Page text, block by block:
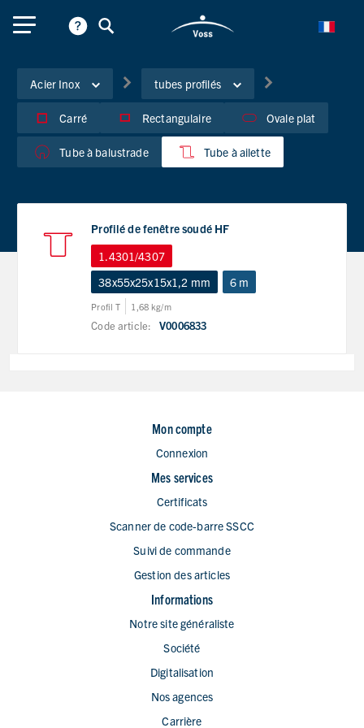
Acier Inox tubes profilés
Carré Rectangulaire Ovale plat
Tube à balustrade Tube à ailette
Profilé de fenêtre soudé HF
1.4301/4307
38x55x25x15x1,2 mm
6 m
Profil T 1,68 kg/m
Code article: V0006833
Mon compte
Connexion
Mes services
Certificats
Scanner de code-barre SSCC
Suivi de commande
Gestion des articles
Informations
Notre site généraliste
Société
Digitalisation
Nos agences
Carrière